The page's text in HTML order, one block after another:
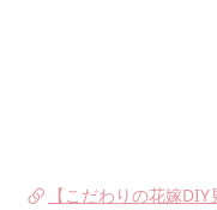
【こだわりの花嫁